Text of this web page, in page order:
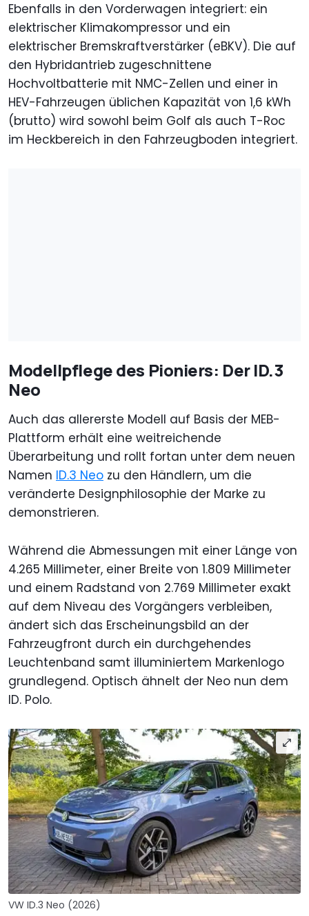
Ebenfalls in den Vorderwagen integriert: ein
elektrischer Klimakompressor und ein
elektrischer Bremskraftverstärker (eBKV). Die auf
den Hybridantrieb zugeschnittene
Hochvoltbatterie mit NMC-Zellen und einer in
HEV-Fahrzeugen üblichen Kapazität von 1,6 kWh
(brutto) wird sowohl beim Golf als auch T-Roc
im Heckbereich in den Fahrzeugboden integriert.
Modellpflege des Pioniers: Der ID.3
Neo
Auch das allererste Modell auf Basis der MEB-
Plattform erhält eine weitreichende
Überarbeitung und rollt fortan unter dem neuen
Namen ID.3 Neo zu den Händlern, um die
veränderte Designphilosophie der Marke zu
demonstrieren.
Während die Abmessungen mit einer Länge von
4.265 Millimeter, einer Breite von 1.809 Millimeter
und einem Radstand von 2.769 Millimeter exakt
auf dem Niveau des Vorgängers verbleiben,
ändert sich das Erscheinungsbild an der
Fahrzeugfront durch ein durchgehendes
Leuchtenband samt illuminiertem Markenlogo
grundlegend. Optisch ähnelt der Neo nun dem
ID. Polo.
VW ID.3 Neo (2026)